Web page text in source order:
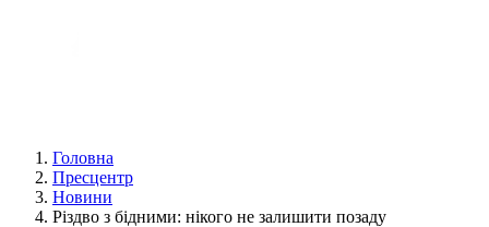
Головна
Пресцентр
Новини
Різдво з бідними: нікого не залишити позаду